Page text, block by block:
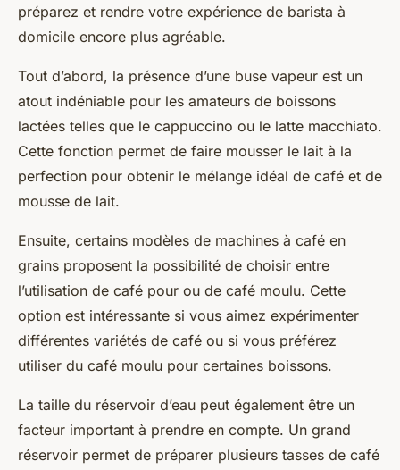
préparez et rendre votre expérience de barista à
domicile encore plus agréable.
Tout d’abord, la présence d’une buse vapeur est un
atout indéniable pour les amateurs de boissons
lactées telles que le cappuccino ou le latte macchiato.
Cette fonction permet de faire mousser le lait à la
perfection pour obtenir le mélange idéal de café et de
mousse de lait.
Ensuite, certains modèles de machines à café en
grains proposent la possibilité de choisir entre
l’utilisation de café pour ou de café moulu. Cette
option est intéressante si vous aimez expérimenter
différentes variétés de café ou si vous préférez
utiliser du café moulu pour certaines boissons.
La taille du réservoir d’eau peut également être un
facteur important à prendre en compte. Un grand
réservoir permet de préparer plusieurs tasses de café